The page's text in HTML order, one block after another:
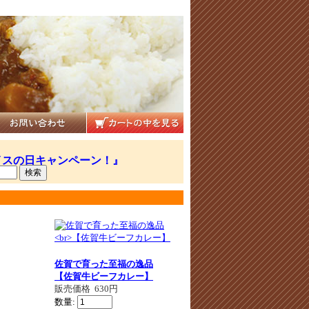
佐賀で育った至福の逸品
【佐賀牛ビーフカレー】
販売価格 630円
数量: